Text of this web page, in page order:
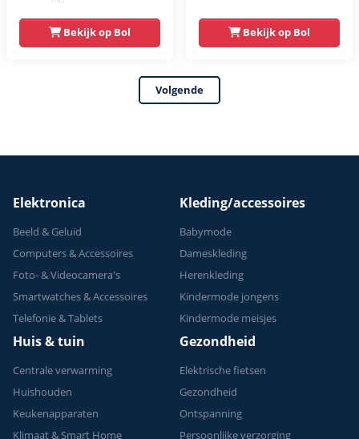
Parketborstel -
Dierenhaar - Hepa
Bekijk op Bol
15 mtr bereik -
Vacuum cleaner -
HEPA13 - Zwart
Bekijk op Bol
Volgende
Elektronica
Beeld & Geluid
Computers & Accessoires
Foto- & Videocamera's
Smartwatches & Accessoires
Telefonie & Tablets
Kleding/accessoires
Babymode
Dameskleding
Herenkleding
Kindermode jongens
Kindermode meisjes
Huis & tuin
Centrale verwarming
Huishouden
Keukenapparaten
Klimaat & Smart Home
Gezondheid
Elektrische fietsen
Gezondheid
Ontspanning
Persoonlijke verzorging